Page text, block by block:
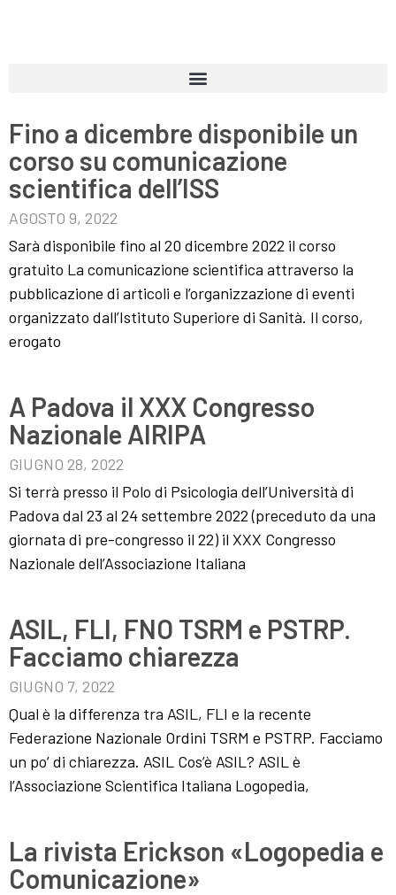
Fino a dicembre disponibile un
corso su comunicazione
scientifica dell’ISS
AGOSTO 9, 2022
Sarà disponibile fino al 20 dicembre 2022 il corso
gratuito La comunicazione scientifica attraverso la
pubblicazione di articoli e l’organizzazione di eventi
organizzato dall’Istituto Superiore di Sanità. Il corso,
erogato
A Padova il XXX Congresso
Nazionale AIRIPA
GIUGNO 28, 2022
Si terrà presso il Polo di Psicologia dell’Università di
Padova dal 23 al 24 settembre 2022 (preceduto da una
giornata di pre-congresso il 22) il XXX Congresso
Nazionale dell’Associazione Italiana
ASIL, FLI, FNO TSRM e PSTRP.
Facciamo chiarezza
GIUGNO 7, 2022
Qual è la differenza tra ASIL, FLI e la recente
Federazione Nazionale Ordini TSRM e PSTRP. Facciamo
un po’ di chiarezza. ASIL Cos’è ASIL? ASIL è
l’Associazione Scientifica Italiana Logopedia,
La rivista Erickson «Logopedia e
Comunicazione»